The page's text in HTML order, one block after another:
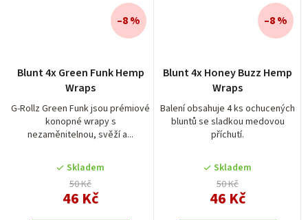
Blunt 4x Green Funk Hemp
Wraps
G-Rollz Green Funk jsou prémiové
konopné wrapy s
nezaměnitelnou, svěží a...
Skladem
50 Kč
46 Kč
–8 %
Blunt 4x Honey Buzz Hemp
Wraps
Balení obsahuje 4 ks ochucených
bluntů se sladkou medovou
příchutí.
Skladem
50 Kč
46 Kč
–8 %